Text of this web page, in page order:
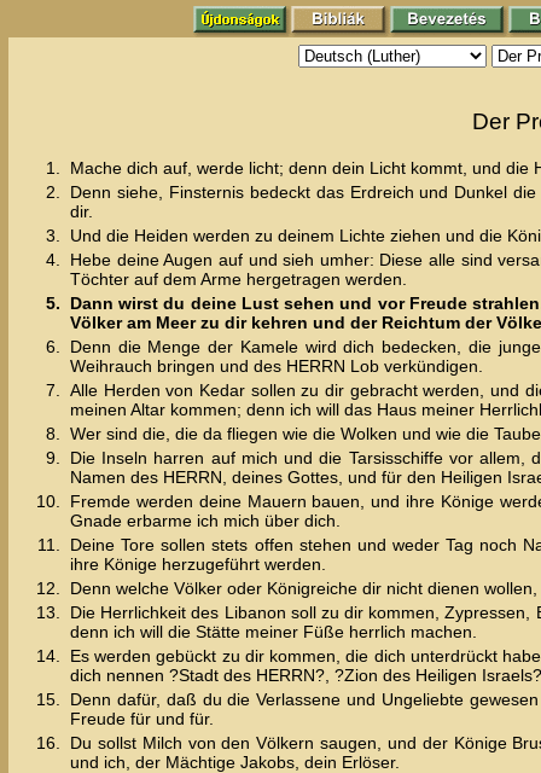
Der
1.
Mache dich auf, werde licht; denn dein Licht kommt, und die
2.
Denn siehe, Finsternis bedeckt das Erdreich und Dunkel
dir.
3.
Und die Heiden werden zu deinem Lichte ziehen und die
4.
Hebe deine Augen auf und sieh umher: Diese alle sind
Töchter auf dem Arme hergetragen werden.
5.
Dann wirst du deine Lust sehen und vor Freude
Völker am Meer zu dir kehren und der Reichtum der
6.
Denn die Menge der Kamele wird dich bedecken, die
Weihrauch bringen und des HERRN Lob verkündigen.
7.
Alle Herden von Kedar sollen zu dir gebracht werden, und
meinen Altar kommen; denn ich will das Haus meiner
8.
Wer sind die, die da fliegen wie die Wolken und wie die
9.
Die Inseln harren auf mich und die Tarsisschiffe vor
Namen des HERRN, deines Gottes, und für den Heiligen
10.
Fremde werden deine Mauern bauen, und ihre Könige
Gnade erbarme ich mich über dich.
11.
Deine Tore sollen stets offen stehen und weder Tag noch
ihre Könige herzugeführt werden.
12.
Denn welche Völker oder Königreiche dir nicht dienen
13.
Die Herrlichkeit des Libanon soll zu dir kommen,
denn ich will die Stätte meiner Füße herrlich machen.
14.
Es werden gebückt zu dir kommen, die dich unterdrückt
dich nennen ?Stadt des HERRN?, ?Zion des Heiligen
15.
Denn dafür, daß du die Verlassene und Ungeliebte
Freude für und für.
16.
Du sollst Milch von den Völkern saugen, und der Könige
und ich, der Mächtige Jakobs, dein Erlöser.